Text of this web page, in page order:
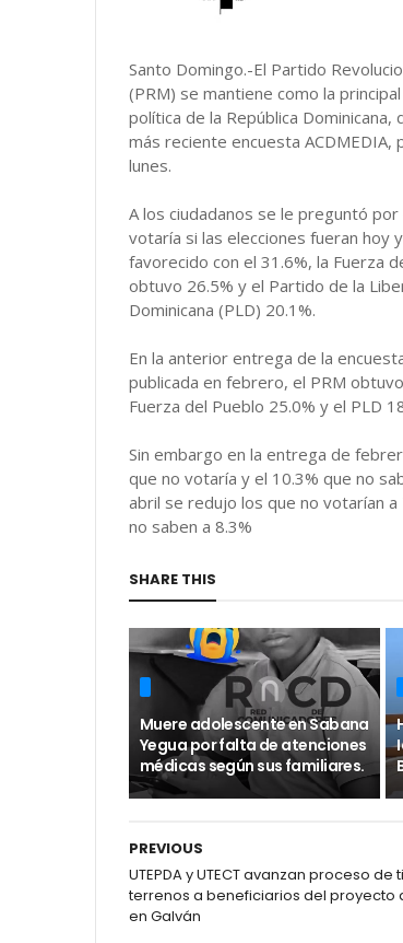
Santo Domingo.-El Partido
(PRM) se mantiene como la
política de la República Dominicana,
más reciente encuesta ACDMEDIA,
lunes.
A los ciudadanos se le preguntó
votaría si las elecciones fueran hoy
favorecido con el 31.6%, la Fuerza
obtuvo 26.5% y el Partido de la
Dominicana (PLD) 20.1%.
En la anterior entrega de la
publicada en febrero, el PRM
Fuerza del Pueblo 25.0% y el PLD
Sin embargo en la entrega de
que no votaría y el 10.3% que no
abril se redujo los que no votarían a
no saben a 8.3%
SHARE THIS
Muere adolescente en Sabana
Yegua por falta de atenciones
médicas según sus familiares.
PREVIOUS
UTEPDA y UTECT avanzan proceso de
terrenos a beneficiarios del proyecto
en Galván